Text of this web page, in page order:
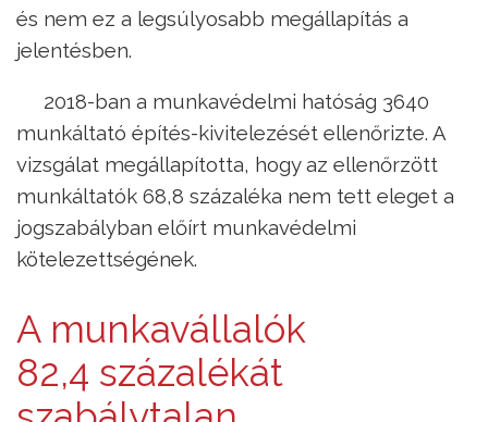
és nem ez a legsúlyosabb megállapítás a
jelentésben.
2018-ban a munkavédelmi hatóság 3640
munkáltató építés-kivitelezését ellenőrizte. A
vizsgálat megállapította, hogy az ellenőrzött
munkáltatók 68,8 százaléka nem tett eleget a
jogszabályban előírt munkavédelmi
kötelezettségének.
A munkavállalók
82,4 százalékát